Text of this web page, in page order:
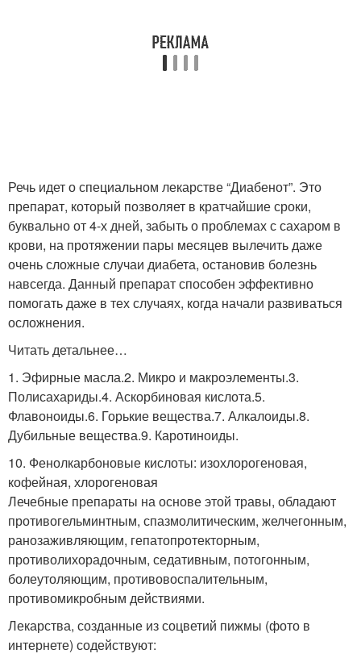
Речь идет о специальном лекарстве “Диабенот”. Это
препарат, который позволяет в кратчайшие сроки,
буквально от 4-х дней, забыть о проблемах с сахаром в
крови, на протяжении пары месяцев вылечить даже
очень сложные случаи диабета, остановив болезнь
навсегда. Данный препарат способен эффективно
помогать даже в тех случаях, когда начали развиваться
осложнения.
Читать детальнее…
1. Эфирные масла.2. Микро и макроэлементы.3.
Полисахариды.4. Аскорбиновая кислота.5.
Флавоноиды.6. Горькие вещества.7. Алкалоиды.8.
Дубильные вещества.9. Каротиноиды.
10. Фенолкарбоновые кислоты: изохлорогеновая,
кофейная, хлорогеновая
Лечебные препараты на основе этой травы, обладают
противогельминтным, спазмолитическим, желчегонным,
ранозаживляющим, гепатопротекторным,
противолихорадочным, седативным, потогонным,
болеутоляющим, противовоспалительным,
противомикробным действиями.
Лекарства, созданные из соцветий пижмы (фото в
интернете) содействуют: